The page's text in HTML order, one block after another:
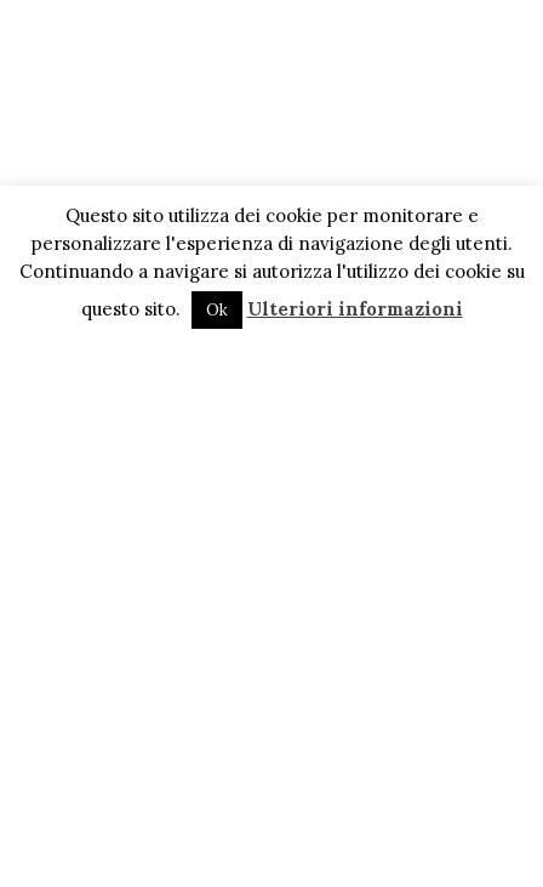
Questo sito utilizza dei cookie per monitorare e
personalizzare l'esperienza di navigazione degli utenti.
Continuando a navigare si autorizza l'utilizzo dei cookie su
questo sito.
Ok Ulteriori informazioni